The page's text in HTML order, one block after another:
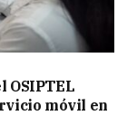
OSIPTEL
móvil en